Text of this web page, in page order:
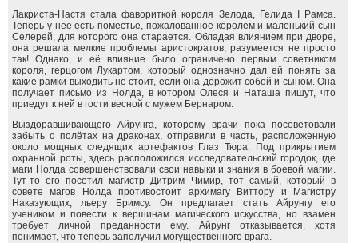
Лакриста-Настя стала фавориткой короля Зелода, Гелида I Рамса.
Теперь у неё есть поместье, пожалованное королём и маленький сын
Селерей, для которого она старается. Обладая влиянием при дворе,
она решала мелкие проблемы аристократов, разумеется не просто
так! Однако, и её влияние было ограничено первым советником
короля, герцогом Лукартом, который однозначно дал ей понять за
какие рамки выходить не стоит, если она дорожит собой и сыном. Она
получает письмо из Нолда, в котором Олеся и Наташа пишут, что
приедут к ней в гости весной с мужем Бернаром.
Выздоравшивающего Айрунга, которому врачи пока посоветовали
забыть о полётах на драконах, отправили в часть, расположенную
около мощных следящих артефактов Глаз Тюра. Под прикрытием
охранной роты, здесь расположился исследовательский городок, где
маги Нолда совершенствовали свои навыки и знания в боевой магии.
Тут-то его посетил магистр Дитрим Чимир, тот самый, который в
совете магов Нолда противостоит архимагу Виттору и Магистру
Наказующих, льеру Бримсу. Он предлагает стать Айрунгу его
учеником и повести к вершинам магического искусства, но взамен
требует личной преданности ему. Айрунг отказывается, хотя
понимает, что теперь заполучил могущественного врага.